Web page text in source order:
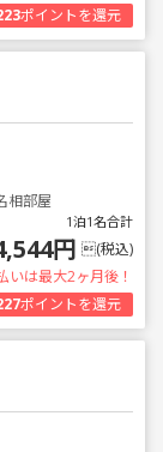
ポイントを還元
相部屋
1泊1名合計
円 (税込)
いは最大2ヶ月後！
ポイントを還元